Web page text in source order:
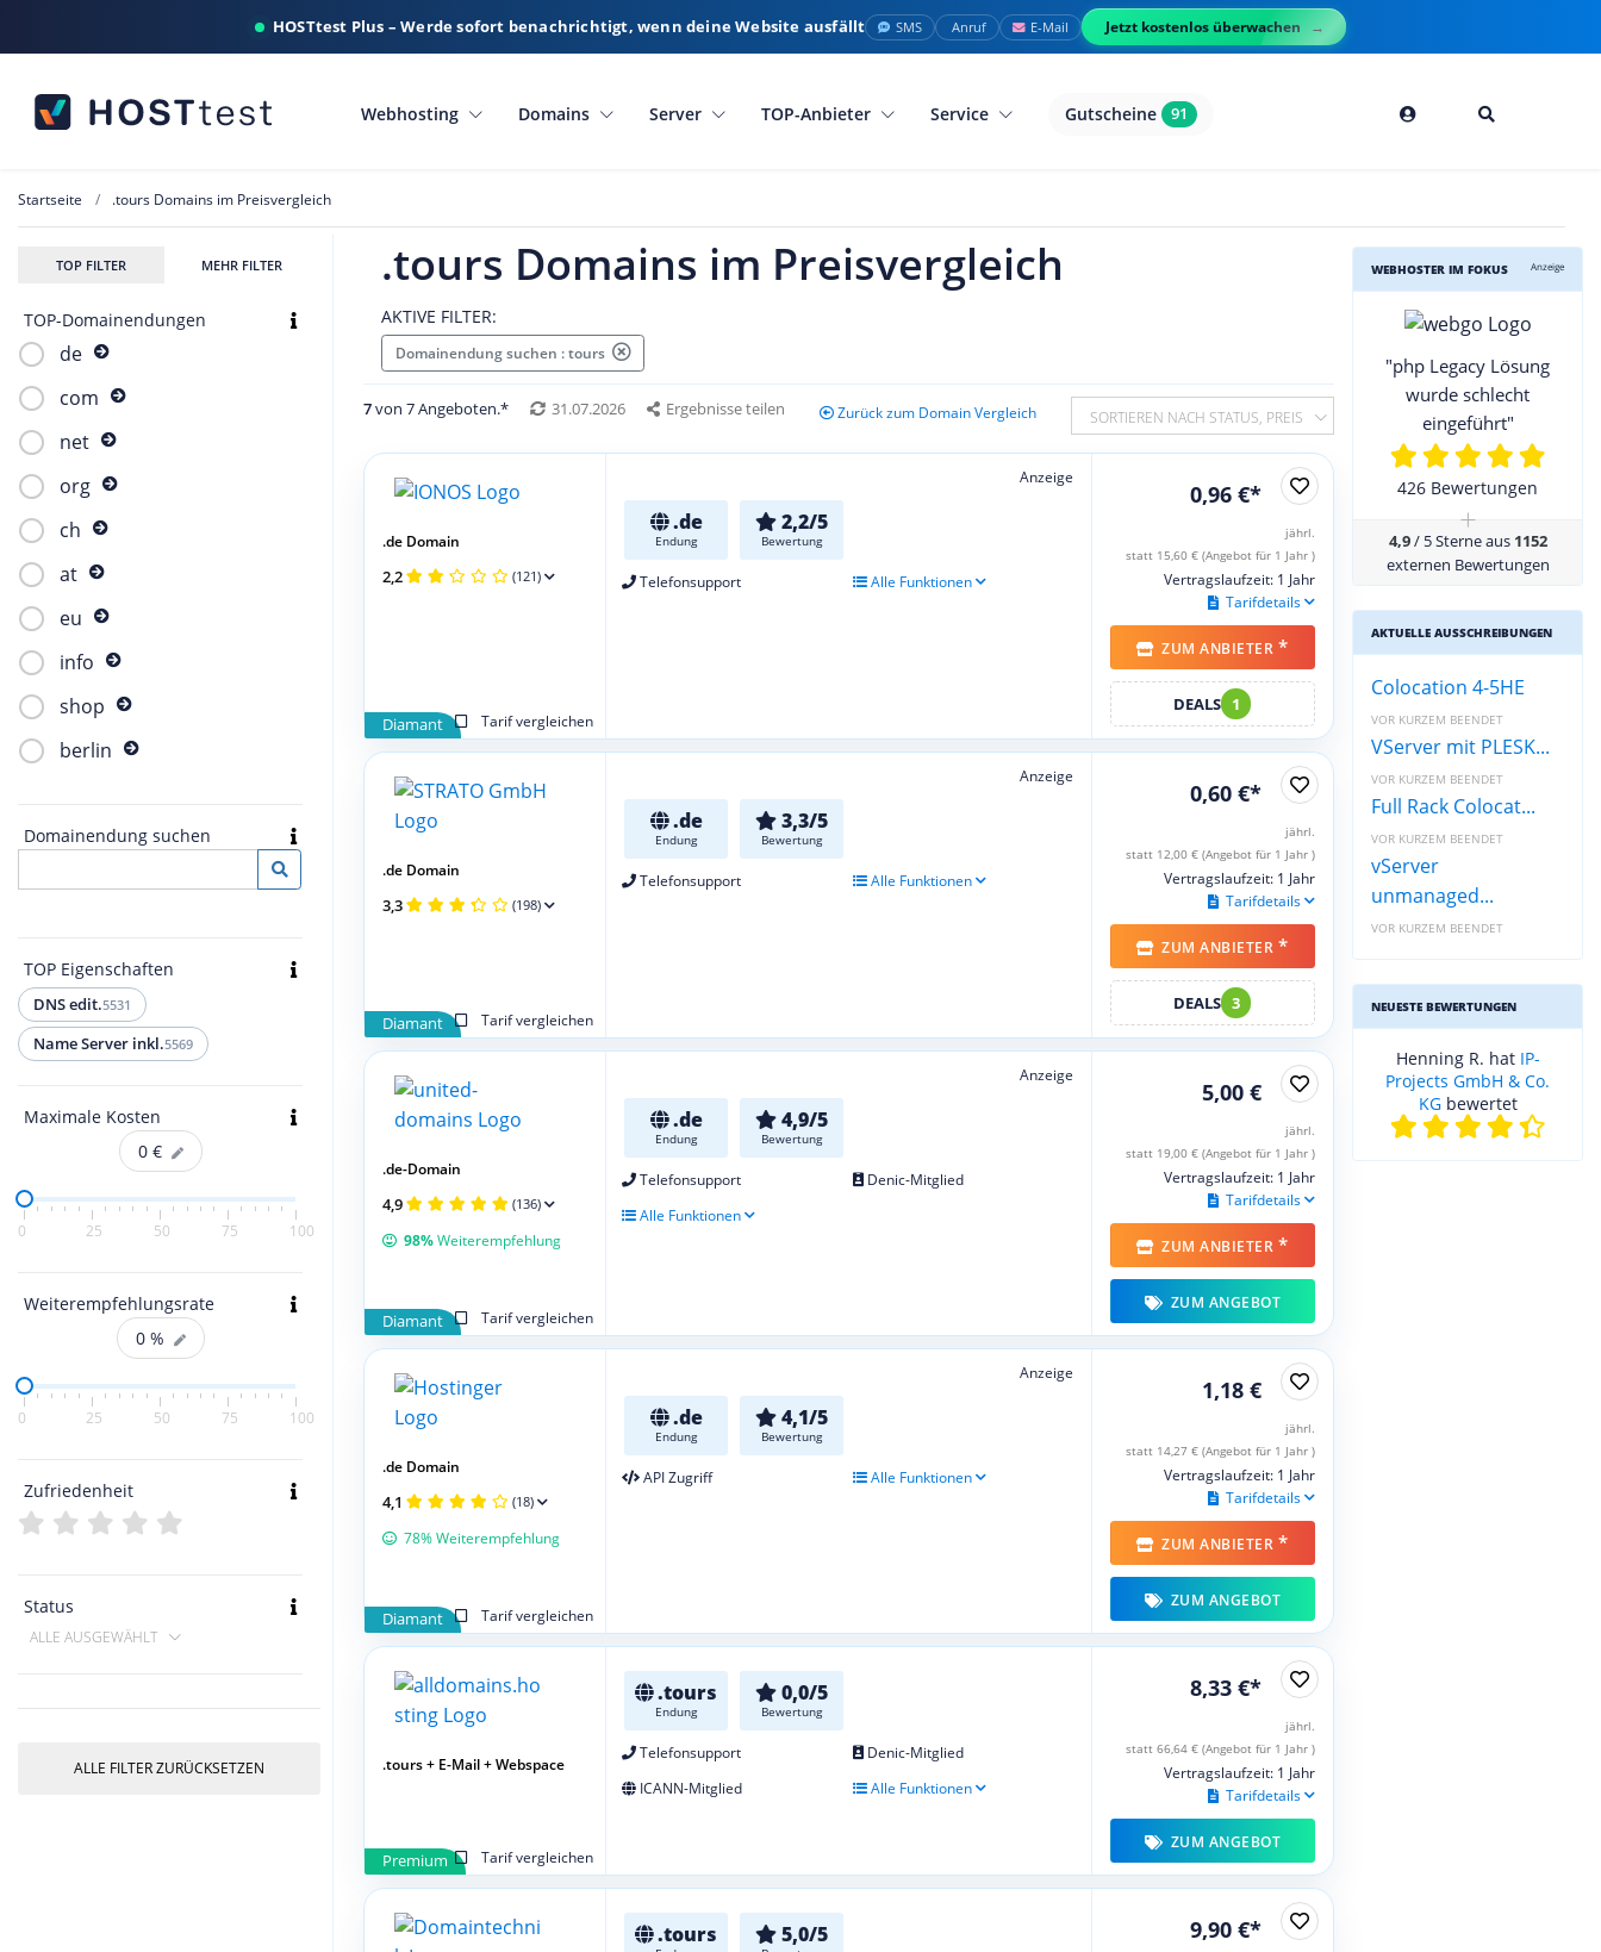
HOSTtest Plus – Werde sofort benachrichtigt, wenn deine Website ausfällt SMS Anruf E-Mail Jetzt kostenlos überwachen
Webhosting Domains Server TOP-Anbieter Service Gutscheine 91
Startseite .tours Domains im Preisvergleich
TOP FILTER MEHR FILTER
TOP-Domainendungen
de
com
net
org
ch
at
eu
info
shop
berlin
Domainendung suchen
TOP Eigenschaften
DNS edit.5531
Name Server inkl.5569
Maximale Kosten
0 €
0 25 50 75 100
Weiterempfehlungsrate
0 %
0 25 50 75 100
Zufriedenheit
Status
ALLE AUSGEWÄHLT
ALLE FILTER ZURÜCKSETZEN
.tours Domains im Preisvergleich
AKTIVE FILTER:
Domainendung suchen : tours
7von 7 Angeboten.* 31.07.2026 Ergebnisse teilen Zurück zum Domain Vergleich SORTIEREN NACH STATUS, PREIS
Anzeige
.de
Endung
2,2/5
Bewertung
Telefonsupport Alle Funktionen
Diamant Tarif vergleichen
.de Domain
2,2 (121)
0,96 €*
jährl.
statt 15,60 € (Angebot für 1 Jahr )
Vertragslaufzeit: 1 Jahr
Tarifdetails
ZUM ANBIETER *
DEALS 1
Anzeige
.de
Endung
3,3/5
Bewertung
Telefonsupport Alle Funktionen
Diamant Tarif vergleichen
.de Domain
3,3 (198)
0,60 €*
jährl.
statt 12,00 € (Angebot für 1 Jahr )
Vertragslaufzeit: 1 Jahr
Tarifdetails
ZUM ANBIETER *
DEALS 3
Anzeige
.de
Endung
4,9/5
Bewertung
Telefonsupport
Denic-Mitglied
Alle Funktionen
Diamant Tarif vergleichen
.de-Domain
4,9 (136)
98%Weiterempfehlung
5,00 €
jährl.
statt 19,00 € (Angebot für 1 Jahr )
Vertragslaufzeit: 1 Jahr
Tarifdetails
ZUM ANBIETER *
ZUM ANGEBOT
Anzeige
.de
Endung
4,1/5
Bewertung
API Zugriff Alle Funktionen
Diamant Tarif vergleichen
.de Domain
4,1 (18)
78% Weiterempfehlung
1,18 €
jährl.
statt 14,27 € (Angebot für 1 Jahr )
Vertragslaufzeit: 1 Jahr
Tarifdetails
ZUM ANBIETER *
ZUM ANGEBOT
.tours
Endung
0,0/5
Bewertung
Telefonsupport
Denic-Mitglied
ICANN-Mitglied
Alle Funktionen
Premium Tarif vergleichen
.tours + E-Mail + Webspace
8,33 €*
jährl.
statt 66,64 € (Angebot für 1 Jahr )
Vertragslaufzeit: 1 Jahr
Tarifdetails
ZUM ANGEBOT
.tours 5,0/5 9,90 €*
WEBHOSTER IM FOKUS Anzeige
"php Legacy Lösung
wurde schlecht
eingeführt"
426 Bewertungen
+
4,9/ 5 Sterne aus 1152
externen Bewertungen
AKTUELLE AUSSCHREIBUNGEN
Colocation 4-5HE
VOR KURZEM BEENDET
VServer mit PLESK...
VOR KURZEM BEENDET
Full Rack Colocat...
VOR KURZEM BEENDET
vServer
unmanaged...
VOR KURZEM BEENDET
NEUESTE BEWERTUNGEN
Henning R. hat IP-
Projects GmbH & Co.
KGbewertet